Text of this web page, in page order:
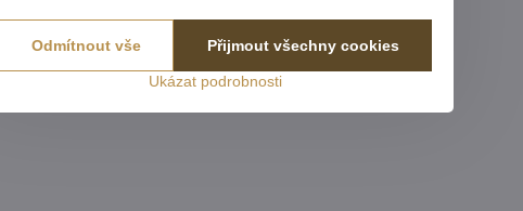
Ukázat podrobnosti
Přijmout všechny cookies
Odmítnout vše